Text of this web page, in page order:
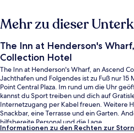
Mehr zu dieser
The Inn at Henderson's
Collection Hotel
The Inn at Henderson's Wharf, an Ascend
Jachthafen und Folgendes ist zu Fuß nur
Point Central Plaza. Im rund um die Uhr
kannst du Sport treiben und dich auf
Internetzugang per Kabel freuen. Weitere
Snackbar, eine Terrasse und ein Garten.
hilfsbereite Personal und die Lage.
Informationen zu den Rechten zur